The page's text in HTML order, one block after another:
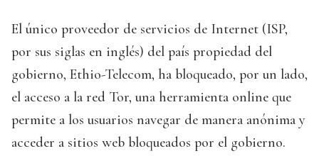
El único proveedor de servicios de Internet (ISP,
por sus siglas en inglés) del país propiedad del
gobierno, Ethio-Telecom, ha bloqueado, por un lado,
el acceso a la red Tor, una herramienta online que
permite a los usuarios navegar de manera anónima y
acceder a sitios web bloqueados por el gobierno.